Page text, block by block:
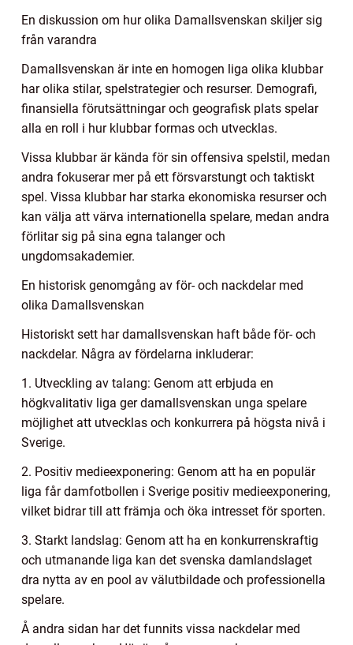
En diskussion om hur olika Damallsvenskan skiljer sig
från varandra
Damallsvenskan är inte en homogen liga olika klubbar
har olika stilar, spelstrategier och resurser. Demografi,
finansiella förutsättningar och geografisk plats spelar
alla en roll i hur klubbar formas och utvecklas.
Vissa klubbar är kända för sin offensiva spelstil, medan
andra fokuserar mer på ett försvarstungt och taktiskt
spel. Vissa klubbar har starka ekonomiska resurser och
kan välja att värva internationella spelare, medan andra
förlitar sig på sina egna talanger och
ungdomsakademier.
En historisk genomgång av för- och nackdelar med
olika Damallsvenskan
Historiskt sett har damallsvenskan haft både för- och
nackdelar. Några av fördelarna inkluderar:
1. Utveckling av talang: Genom att erbjuda en
högkvalitativ liga ger damallsvenskan unga spelare
möjlighet att utvecklas och konkurrera på högsta nivå i
Sverige.
2. Positiv medieexponering: Genom att ha en populär
liga får damfotbollen i Sverige positiv medieexponering,
vilket bidrar till att främja och öka intresset för sporten.
3. Starkt landslag: Genom att ha en konkurrenskraftig
och utmanande liga kan det svenska damlandslaget
dra nytta av en pool av välutbildade och professionella
spelare.
Å andra sidan har det funnits vissa nackdelar med